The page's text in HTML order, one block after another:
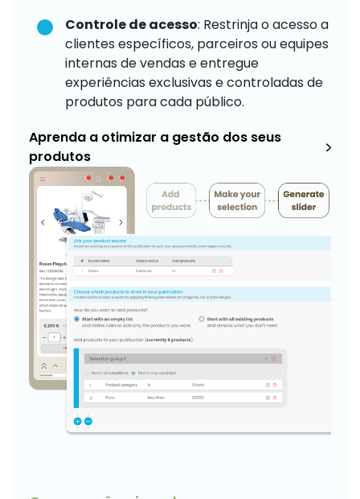
Controle de acesso: Restrinja o acesso a
clientes específicos, parceiros ou equipes
internas de vendas e entregue
experiências exclusivas e controladas de
produtos para cada público.
Aprenda a otimizar a gestão dos seus
produtos